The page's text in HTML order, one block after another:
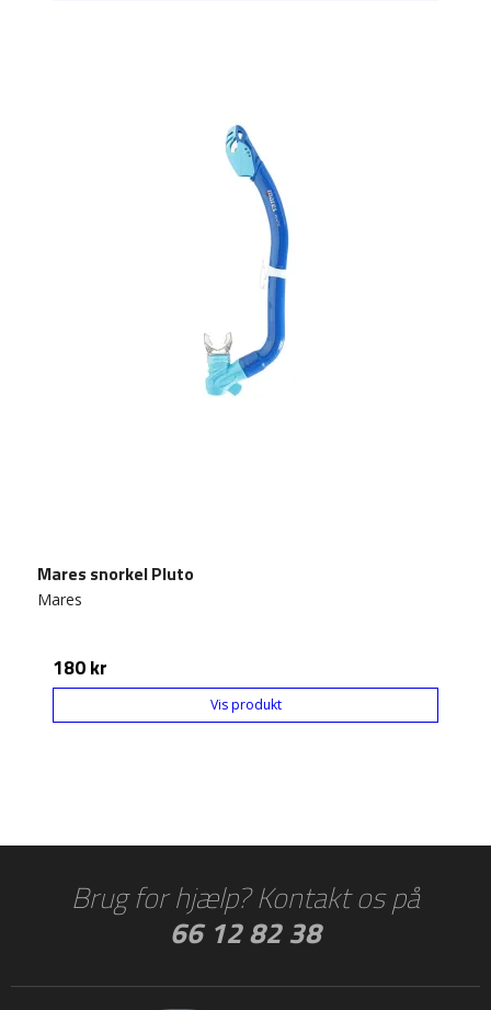
Mares snorkel Pluto
Mares
180 kr
Vis produkt
Brug for hjælp? Kontakt os på
66 12 82 38